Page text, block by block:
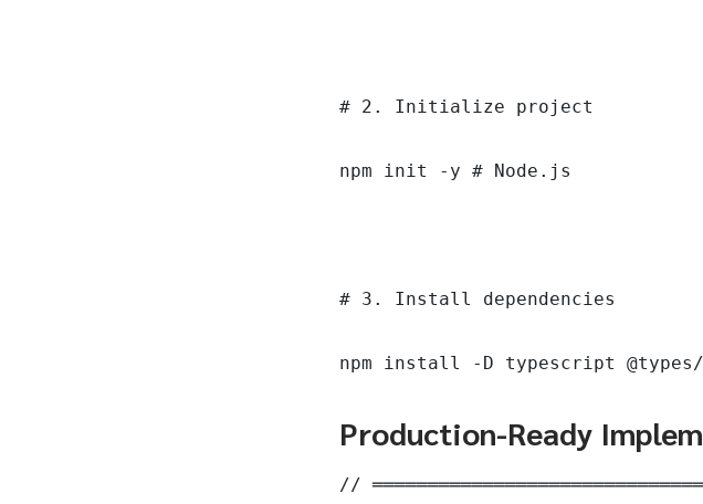
# 2. Initialize project
npm init -y # Node.js
# 3. Install dependencies
npm install -D typescript
Production-Ready
//